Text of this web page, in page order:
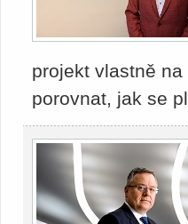
projekt vlastně
porovnat, jak se